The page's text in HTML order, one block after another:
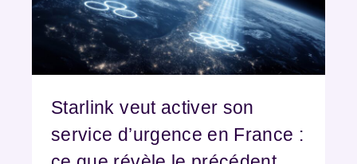
Starlink veut activer son
service d’urgence en France :